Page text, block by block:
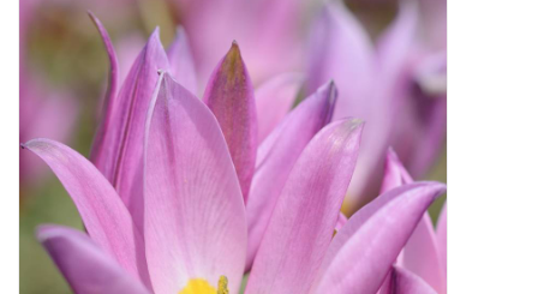
Herbstblüher
Schattenpflanzen
Angebote
Bodenverbesserung